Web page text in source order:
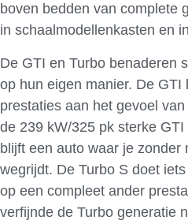
boven bedden van complete
in schaalmodellenkasten en
De GTI en Turbo benaderen
op hun eigen manier. De GTI
prestaties aan het gevoel van
de 239 kW/325 pk sterke
blijft een auto waar je zonder
wegrijdt. De Turbo S doet
op een compleet ander
verfijnde de Turbo generatie